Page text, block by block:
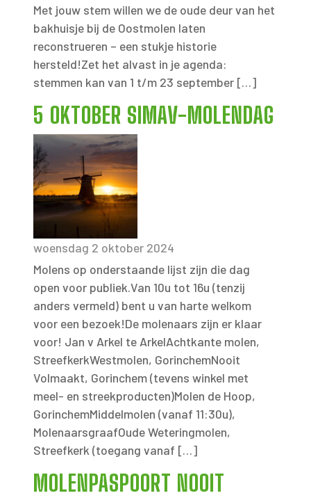
Met jouw stem willen we de oude deur van het
bakhuisje bij de Oostmolen laten
reconstrueren – een stukje historie
hersteld!Zet het alvast in je agenda:
stemmen kan van 1 t/m 23 september […]
5 OKTOBER SIMAV-MOLENDAG
woensdag 2 oktober 2024
Molens op onderstaande lijst zijn die dag
open voor publiek.Van 10u tot 16u (tenzij
anders vermeld) bent u van harte welkom
voor een bezoek!De molenaars zijn er klaar
voor! Jan v Arkel te ArkelAchtkante molen,
StreefkerkWestmolen, GorinchemNooit
Volmaakt, Gorinchem (tevens winkel met
meel- en streekproducten)Molen de Hoop,
GorinchemMiddelmolen (vanaf 11:30u),
MolenaarsgraafOude Weteringmolen,
Streefkerk (toegang vanaf […]
MOLENPASPOORT NOOIT